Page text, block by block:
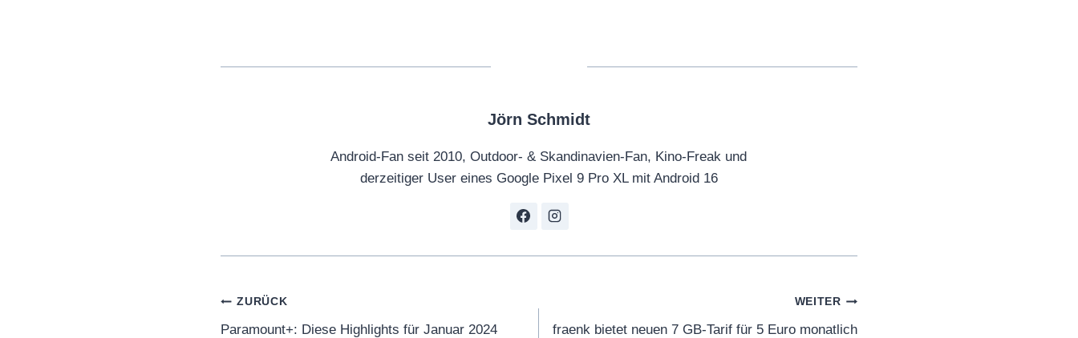
Jörn Schmidt
Android-Fan seit 2010, Outdoor- & Skandinavien-Fan, Kino-Freak und
derzeitiger User eines Google Pixel 9 Pro XL mit Android 16
Beitragsnavigation
ZURÜCK
Paramount+: Diese Highlights für Januar 2024
WEITER
fraenk bietet neuen 7 GB-Tarif für 5 Euro monatlich